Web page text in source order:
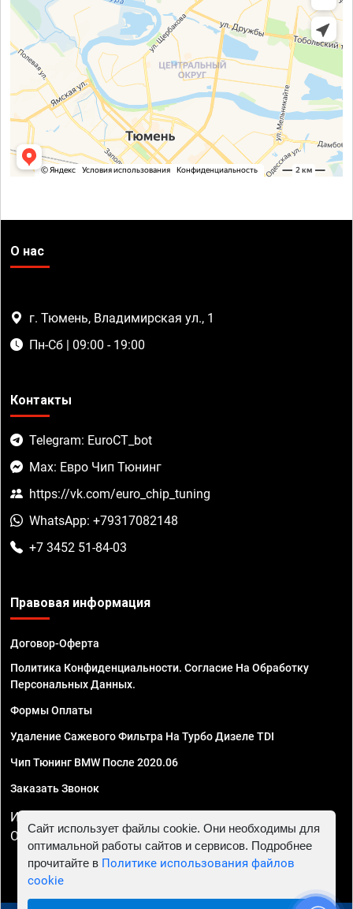
О нас
г. Тюмень, Владимирская ул., 1
Пн-Сб | 09:00 - 19:00
Контакты
Telegram: EuroCT_bot
Max: Евро Чип Тюнинг
https://vk.com/euro_chip_tuning
WhatsApp: +79317082148
+7 3452 51-84-03
Правовая информация
Договор-Оферта
Политика Конфиденциальности. Согласие На Обработку
Персональных Данных.
Формы Оплаты
Удаление Сажевого Фильтра На Турбо Дизеле TDI
Чип Тюнинг BMW После 2020.06
Заказать Звонок
ИП Смирнов Георгий Павлович. ИНН 781302555843,
ОГРНИП 324470400032610
Сайт использует файлы cookie. Они необходимы для
оптимальной работы сайтов и сервисов. Подробнее
прочитайте в Политике использования файлов
cookie